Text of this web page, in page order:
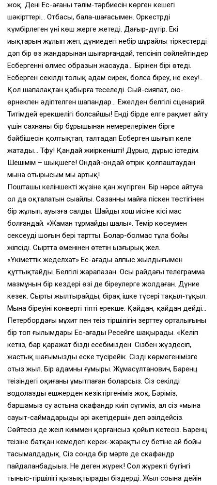
жоқ. Дені Ес-ағаңның тәлім-тәрбиесін көрген кешегі
шәкірттері… Отбасы, бала-шағасымен. Оркестрдің
күмбірлеген үні көш жерге жетеді. Даңғыр-дүңгір. Екі
иықтарын жұлып жеп, дүниедегі небір шұрайлы тіркестерді
дәп бір өз жандарынан шығарғандай, тепсініп сөйлейтіндер
Есбергеннің өлмес образын жасауда… Бірінен бірі өтеді.
Есберген секілді толық адам сирек, болса біреу, не екеу!..
Қол шапалақтан қабырға теңселеді. Сый-сияпат, ою-
өрнекпен әдіптелген шапандар… Ежелден белгілі сценарий.
Титімдей ерекшелігі болсайшы! Енді бірде елге рақмет айту
үшін сахнаның бір бұрышынан немерелерімен бірге
бәйбішесін қолтықтап, талтаңдап Есберген шығып келе
жатады… Тфу! Қандай жиіркенішті! Дұрыс, дұрыс істедім.
Шешімім – шықшеге! Ондай-ондай өтірік қолпаштаудан
мына отырысым мың артық!
Пошташы келіншектің жүзіне қан жүгірген. Бір нәрсе айтуға
ол да оқталатын сыңайлы. Сазанның майға піскен төстігінен
бір жұлып, ауызға салды. Шайдың хош иісіне кісі мас
болғандай. «Жаман тұрмайды шалың». Темір көсеумен
сексеудің шоғын бері тартты. Болар-болмас тұла бойы
жіпсіді. Сыртта өңменіңнен өтетін ызғырық жел.
«Үкіметтік жеделхат» Ес-ағаңды алпыс жылдығымен
құттықтайды. Белгілі жарапазан. Осы райдағы телеграмма
мазмұнын бір кездері өзі де біреулерге жолдаған. Дүние
кезек. Сырты жылтырайды, бірақ ішке түсері тақыл-тұқыл.
Мына біреуінің конверті тіпті ерекше. Қайдан, қайдан дейді…
Петербордағы мұхит пен теңіз тіршілігін зерттеу орталығының
бір топ ғылымдары Ес-ағаңды Ресейге шақырады. «Келіп
кетіңіз, бар қаражат біздің есебімізден. Сізбен жүздесіп,
жастық шағымызды еске түсірейік. Сізді көрмегенімізге
отыз жыл. Бір адамның ғұмыры. Жұмасұлтанович, Баренц
теңізіндегі оқиғаны ұмытпаған боларсыз. Сіз секілді
водолазды ешжерден кезіктіргеніміз жоқ. Бәріміз,
баршамыз су астына скафандр киіп сүңгиміз, ал сіз «мына
сауыт-саймаңдарыңды әрі әкетіңдерші» деп әзілдейсіз.
Сөйтесіз де жеңіл киіммен қорғансыз қойып кетесіз. Баренц
теңізіне батқан кемедегі керек-жарақты су бетіне ай бойы
тасымалдадық. Сіз сонда бір мәрте де скафандр
пайдаланбадыңыз. Не деген жүрек! Сол жүректің бүгінгі
тыныс-тіршілігі қызықтырады біздерді. Жыл соңына дейін